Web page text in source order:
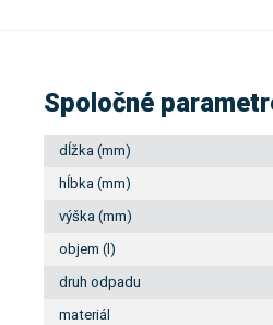
Spoločné
dĺžka (mm)
hĺbka (mm)
výška (mm)
objem (l)
druh odpadu
materiál